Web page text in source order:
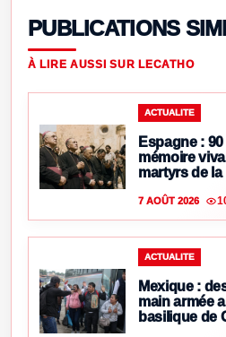
PUBLICATIONS
À LIRE AUSSI SUR LECATHO
ACTUALITE
Espagne :
mémoire
martyrs de
7 AOÛT 2026
ACTUALITE
Mexique :
main armée
basilique de